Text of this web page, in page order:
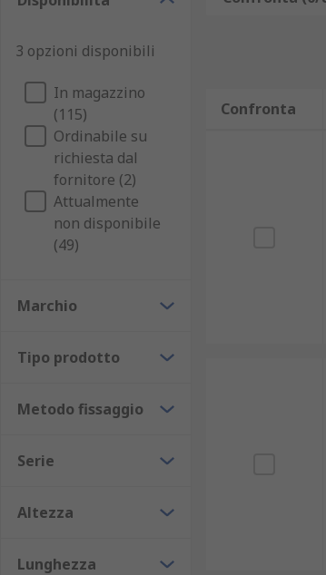
Questi sistemi a gabbia offrono una
Le moderne gabbie faraday offrono la
EMI/RFI, forniscono camere facilmente
3 opzioni disponibili
In magazzino
(115)
Ordinabile su
richiesta dal
fornitore (2)
Attualmente
non disponibile
(49)
Marchio
Tipo prodotto
Metodo fissaggio
Serie
Altezza
Lunghezza
Confronta